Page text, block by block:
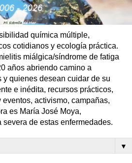
química múltiple,
cotidianos y ecología práctica.
miálgica/síndrome de fatiga
años abriendo camino a
y quienes desean cuidar de su
e inédita, recursos prácticos,
activismo, campañas,
es María José Moya,
de estas enfermedades.
▼